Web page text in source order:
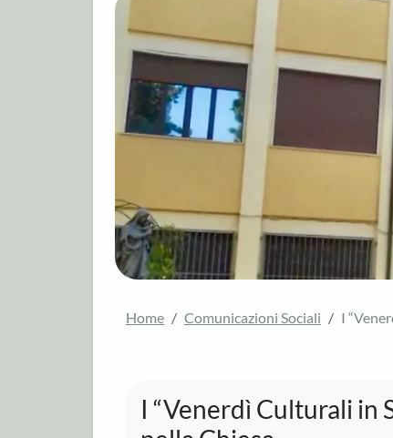
Home Comunicazioni Sociali I
I “Venerdì Culturali in